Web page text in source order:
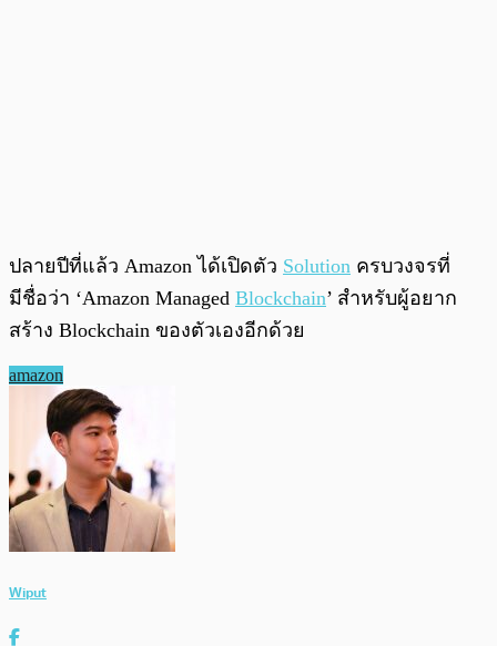
ปลายปีที่แล้ว Amazon ได้เปิดตัว Solution ครบวงจรที่
มีชื่อว่า ‘Amazon Managed Blockchain’ สำหรับผู้อยาก
สร้าง Blockchain ของตัวเองอีกด้วย
amazon
Wiput